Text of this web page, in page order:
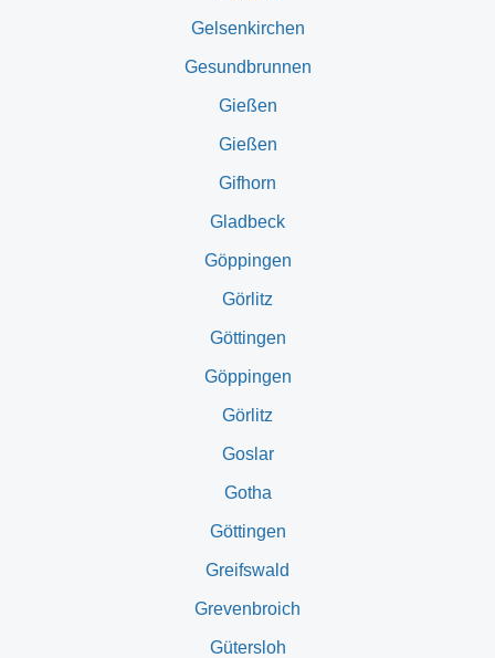
Gelsenkirchen
Gesundbrunnen
Gießen
Gießen
Gifhorn
Gladbeck
Göppingen
Görlitz
Göttingen
Göppingen
Görlitz
Goslar
Gotha
Göttingen
Greifswald
Grevenbroich
Gütersloh